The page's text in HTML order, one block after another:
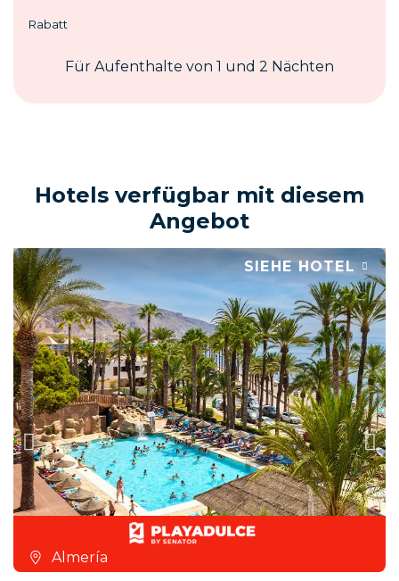
Rabatt
Für Aufenthalte von 1 und 2 Nächten
Hotels verfügbar mit diesem
Angebot
SIEHE HOTEL
Almería